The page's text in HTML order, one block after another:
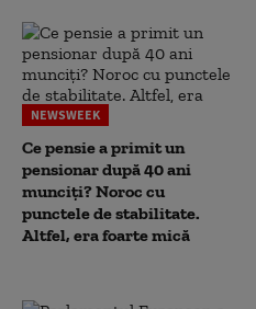
NEWSWEEK
Ce pensie a primit un
pensionar după 40 ani
munciți? Noroc cu
punctele de stabilitate.
Altfel, era foarte mică